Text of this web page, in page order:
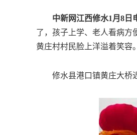
中新网江西修水1月8日
了，孩子上学、老人看病方
黄庄村村民脸上洋溢着笑容。
修水县港口镇黄庄大桥近